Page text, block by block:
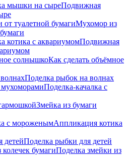
Подвижная
Мухомор из
Подвижная
Как сделать объёмное
Поделка рыбок на волнах
Поделка-качалка с
Змейка из бумаги
Аппликация котика
Поделка рыбки для детей
Поделка змейки из